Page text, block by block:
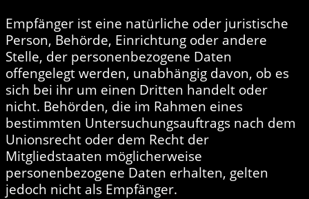
Empfänger ist eine natürliche oder juristische
Person, Behörde, Einrichtung oder andere
Stelle, der personenbezogene Daten
offengelegt werden, unabhängig davon, ob es
sich bei ihr um einen Dritten handelt oder
nicht. Behörden, die im Rahmen eines
bestimmten Untersuchungsauftrags nach dem
Unionsrecht oder dem Recht der
Mitgliedstaaten möglicherweise
personenbezogene Daten erhalten, gelten
jedoch nicht als Empfänger.